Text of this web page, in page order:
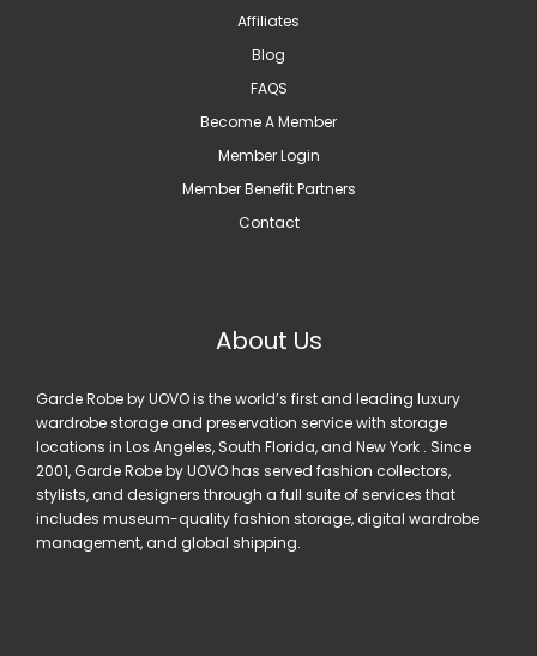
Affiliates
Blog
FAQS
Become A Member
Member Login
Member Benefit Partners
Contact
About Us
Garde Robe by UOVO is the world’s first and leading luxury
wardrobe storage and preservation service with storage
locations in Los Angeles, South Florida, and New York . Since
2001, Garde Robe by UOVO has served fashion collectors,
stylists, and designers through a full suite of services that
includes museum-quality fashion storage, digital wardrobe
management, and global shipping.